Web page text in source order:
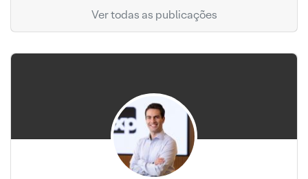
Ver todas as publicações